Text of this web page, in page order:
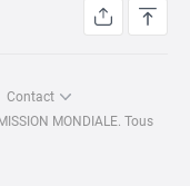
Contact
MONDIALE. Tous